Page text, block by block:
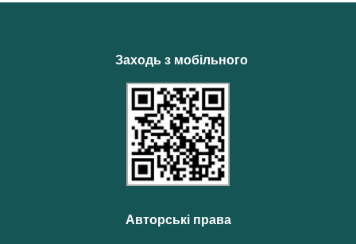
Заходь з мобільного
Авторські права